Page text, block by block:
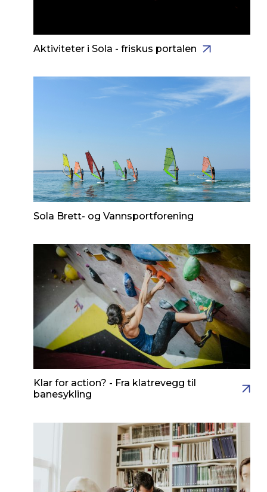
Aktiviteter i Sola - friskus portalen
Sola Brett- og Vannsportforening
Klar for action? - Fra klatrevegg til
banesykling